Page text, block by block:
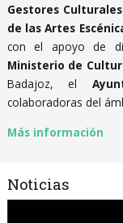
Gestores
de las Artes
con el apoyo de
Ministerio de
Badajoz, el
colaboradoras del
Más información
Noticias